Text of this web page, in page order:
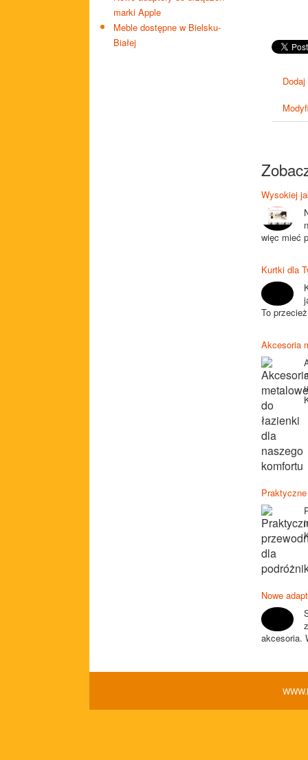
marki Apple
Meble dostępne w Bielsku-
Białej
Wysokiej
więc mieć
Kurtki dla
To
Akcesoria
Nowe
akcesoria.